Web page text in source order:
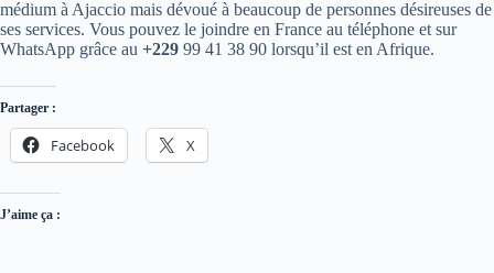
médium à Ajaccio mais dévoué à beaucoup de personnes désireuses de
ses services. Vous pouvez le joindre en France au téléphone et sur
WhatsApp grâce au +229 99 41 38 90 lorsqu’il est en Afrique.
Partager :
Facebook X
J’aime ça :